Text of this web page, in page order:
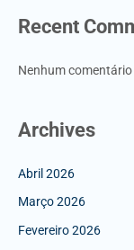
Recent
Nenhum
Archives
Abril 2026
Março 2026
Fevereiro 2026